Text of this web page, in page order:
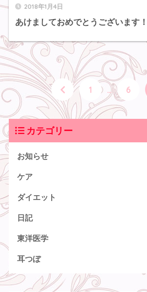
2018年1月4日
あけましておめでとうございます！
1 … 6
カテゴリー
お知らせ
ケア
ダイエット
日記
東洋医学
耳つぼ